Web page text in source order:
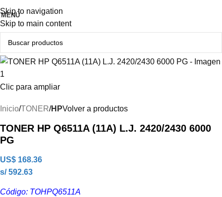
Skip to navigation
Skip to main content
MENÚ
Producto Original
Clic para ampliar
Inicio TONER HPVolver a productos
TONER HP Q6511A (11A) L.J. 2420/2430 6000
PG
US$ 168.36
s/ 592.63
Código: TOHPQ6511A